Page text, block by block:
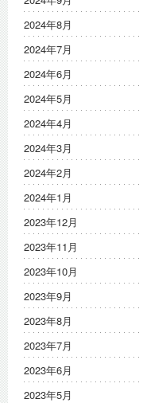
2024年8月
2024年7月
2024年6月
2024年5月
2024年4月
2024年3月
2024年2月
2024年1月
2023年12月
2023年11月
2023年10月
2023年9月
2023年8月
2023年7月
2023年6月
2023年5月